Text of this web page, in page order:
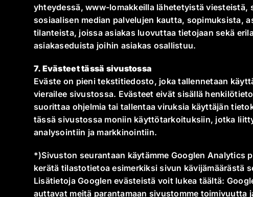
yhteydessä, www-lomakkeilla lähetetyistä viesteistä,
sosiaalisen median palvelujen kautta, sopimuksista,
tilanteista, joissa asiakas luovuttaa tietojaan sekä
asiakaseduista joihin asiakas osallistuu.
7. Evästeet tässä sivustossa
Eväste on pieni tekstitiedosto, joka tallennetaan
vierailee sivustossa. Evästeet eivät sisällä
suorittaa ohjelmia tai tallentaa viruksia käyttäjän
tässä sivustossa moniin käyttötarkoituksiin, jotka
analysointiin ja markkinointiin.
*)Sivuston seurantaan käytämme Googlen Analytics
kerätä tilastotietoa esimerkiksi sivun kävijämäärästä
Lisätietoja Googlen evästeistä voit lukea täältä:
auttavat meitä parantamaan sivustomme toimivuutta